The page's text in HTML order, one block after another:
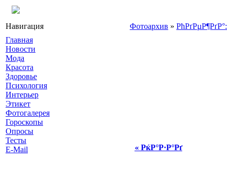
Навигация
Главная
Новости
Мода
Красота
Здоровье
Психология
Интерьер
Этикет
Фотогалерея
Гороскопы
Опросы
Тесты
E-Mail
Фотоархив »
« РќР°Р·Р°Рґ